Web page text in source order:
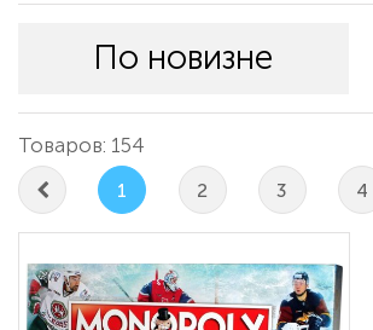
По новизне
Товаров: 154
1 2 3 4